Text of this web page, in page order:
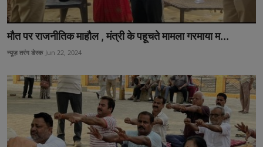
उत्तर प्रदेश
खेल-कूद
मनोरंजन
टेक & शिक्षा
लाइफ स्टाइल
मौत पर राजनीतिक माहौल , मंत्री के पहूचते मामला गरमाया म...
न्यूज़ तरंग डेस्क Jun 22, 2024